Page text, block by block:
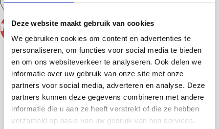
Deze website maakt gebruik van cookies
We gebruiken cookies om content en advertenties te
personaliseren, om functies voor social media te bieden
en om ons websiteverkeer te analyseren. Ook delen we
informatie over uw gebruik van onze site met onze
partners voor social media, adverteren en analyse. Deze
partners kunnen deze gegevens combineren met andere
informatie die u aan ze heeft verstrekt of die ze hebben
verzameld op basis van uw gebruik van hun services.